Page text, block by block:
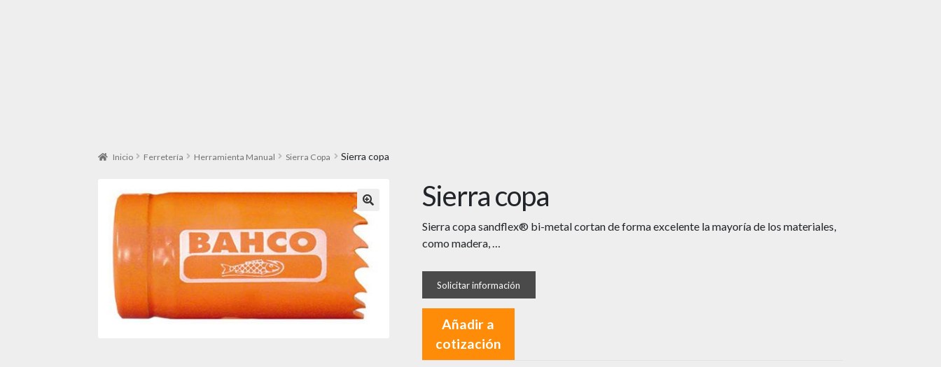
Inicio Ferretería Herramienta Manual Sierra Copa Sierra copa
🔍
Sierra copa
Sierra copa sandflex® bi-metal cortan de forma excelente la mayoría de los materiales,
como madera, …
Añadir a
cotización